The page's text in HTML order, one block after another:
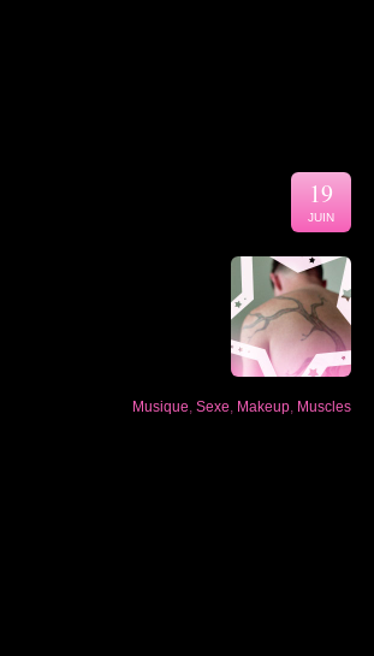
19
JUIN
Musique Sexe Makeup Muscles